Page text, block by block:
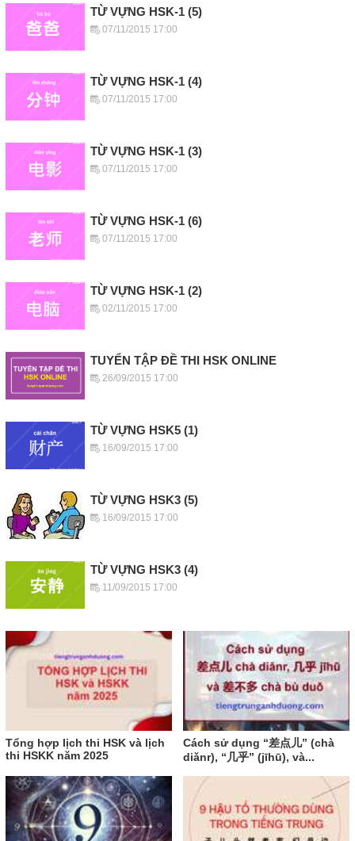
TỪ VỰNG HSK-1 (5)
07/11/2015 17:00
TỪ VỰNG HSK-1 (4)
07/11/2015 17:00
TỪ VỰNG HSK-1 (3)
07/11/2015 17:00
TỪ VỰNG HSK-1 (6)
07/11/2015 17:00
TỪ VỰNG HSK-1 (2)
02/11/2015 17:00
TUYỂN TẬP ĐỀ THI HSK ONLINE
26/09/2015 17:00
TỪ VỰNG HSK5 (1)
16/09/2015 17:00
TỪ VỰNG HSK3 (5)
16/09/2015 17:00
TỪ VỰNG HSK3 (4)
11/09/2015 17:00
Tổng hợp lịch thi HSK và lịch
thi HSKK năm 2025
Cách sử dụng “差点儿” (chà
diǎnr), “几乎” (jīhū), và...